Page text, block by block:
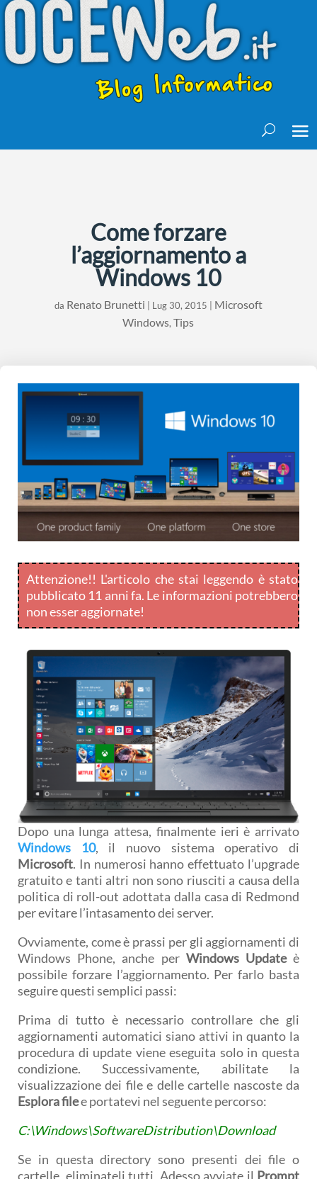
Come forzare
l’aggiornamento a
Windows 10
da Renato Brunetti Lug 30, 2015
Microsoft
Windows,Tips
Attenzione!! L'articolo che stai leggendo è stato
pubblicato 11 anni fa. Le informazioni potrebbero
non esser aggiornate!
Dopo una lunga attesa, finalmente ieri è arrivato
Windows 10, il nuovo sistema operativo di
Microsoft. In numerosi hanno effettuato l’upgrade
gratuito e tanti altri non sono riusciti a causa della
politica di roll-out adottata dalla casa di Redmond
per evitare l’intasamento dei server.
Ovviamente, come è prassi per gli aggiornamenti di
Windows Phone, anche per Windows Updateè
possibile forzare l’aggiornamento. Per farlo basta
seguire questi semplici passi:
Prima di tutto è necessario controllare che gli
aggiornamenti automatici siano attivi in quanto la
procedura di update viene eseguita solo in questa
condizione. Successivamente, abilitate la
visualizzazione dei file e delle cartelle nascoste da
Esplora filee portatevi nel seguente percorso:
C:\Windows\SoftwareDistribution\Download
Se in questa directory sono presenti dei file o
cartelle, eliminateli tutti. Adesso avviate il Prompt